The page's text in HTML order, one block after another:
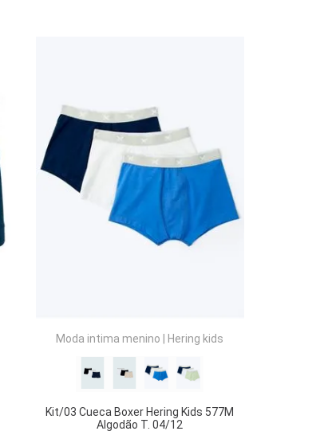
Moda intima menino Hering kids
Kit/03 Cueca Boxer Hering Kids 577M
Algodão T. 04/12
COMPRAR